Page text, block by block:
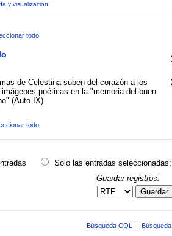
y visualización
todo
de Celestina suben del corazón a los
poéticas en la "memoria del buen
(Auto IX)
todo
Sólo las entradas seleccionadas:
Guardar registros:
Guardar
Búsqueda CQL